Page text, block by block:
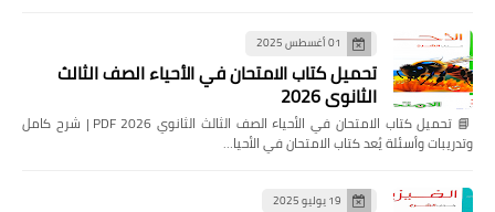
01 أغسطس 2025
تحميل كتاب الامتحان في الأحياء الصف الثالث
الثانوي 2026
📘 تحميل كتاب الامتحان في الأحياء الصف الثالث الثانوي 2026 PDF | شرح كامل
وتدريبات وأسئلة يُعد كتاب الامتحان في الأحيا…
19 يوليو 2025